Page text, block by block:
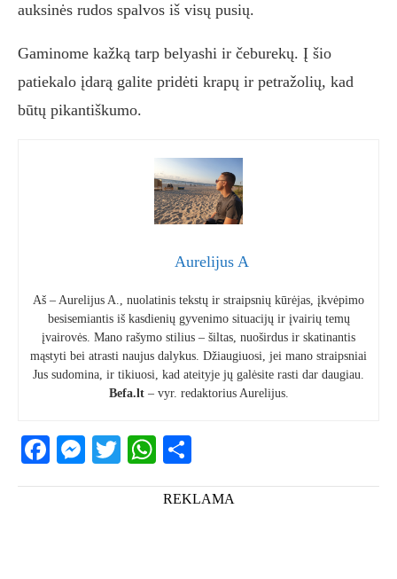
auksinės rudos spalvos iš visų pusių.
Gaminome kažką tarp belyashi ir čeburekų. Į šio
patiekalo įdarą galite pridėti krapų ir petražolių, kad
būtų pikantiškumo.
Aurelijus A
Aš – Aurelijus A., nuolatinis tekstų ir straipsnių kūrėjas, įkvėpimo
besisemiantis iš kasdienių gyvenimo situacijų ir įvairių temų
įvairovės. Mano rašymo stilius – šiltas, nuoširdus ir skatinantis
mąstyti bei atrasti naujus dalykus. Džiaugiuosi, jei mano straipsniai
Jus sudomina, ir tikiuosi, kad ateityje jų galėsite rasti dar daugiau.
Befa.lt– vyr. redaktorius Aurelijus.
Facebook
Messenger
TwitterWhatsApp
REKLAMA